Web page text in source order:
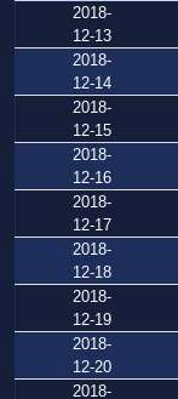
2018-
12-13
2018-
12-14
2018-
12-15
2018-
12-16
2018-
12-17
2018-
12-18
2018-
12-19
2018-
12-20
2018-